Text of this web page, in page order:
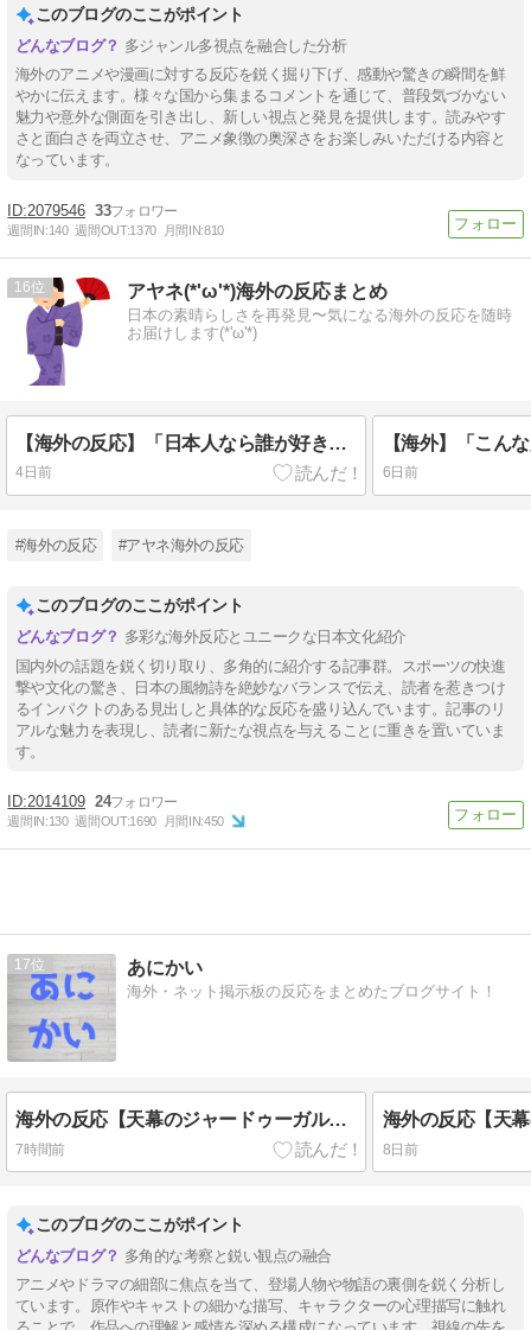
このブログのここがポイント
多ジャンル多視点を融合した分析
海外のアニメや漫画に対する反応を鋭く掘り下げ、感動や驚きの瞬間を鮮
やかに伝えます。様々な国から集まるコメントを通じて、普段気づかない
魅力や意外な側面を引き出し、新しい視点と発見を提供します。読みやす
さと面白さを両立させ、アニメ象徴の奥深さをお楽しみいただける内容と
なっています。
2079546 33
週間IN:140 週間OUT:1370 月間IN:810
16 アヤネ(*'ω'*)海外の反応まとめ
日本の素晴らしさを再発見〜気になる海外の反応を随時
お届けします(*'ω'*)
【海外の反応】「日本人なら誰が好き？」外国人が選んだ人物が予想外すぎたｗ
4日前 6日前
#海外の反応 #アヤネ海外の反応
このブログのここがポイント
多彩な海外反応とユニークな日本文化紹介
国内外の話題を鋭く切り取り、多角的に紹介する記事群。スポーツの快進
撃や文化の驚き、日本の風物詩を絶妙なバランスで伝え、読者を惹きつけ
るインパクトのある見出しと具体的な反応を盛り込んでいます。記事のリ
アルな魅力を表現し、読者に新たな視点を与えることに重きを置いていま
す。
2014109 24
週間IN:130 週間OUT:1690 月間IN:450
17 あにかい
海外・ネット掲示板の反応をまとめたブログサイト！
海外の反応【天幕のジャードゥーガル】7話 穏健派のオゴタイと武闘派のトルイ…面白い対比だ
7時間前 8日前
このブログのここがポイント
多角的な考察と鋭い観点の融合
アニメやドラマの細部に焦点を当て、登場人物や物語の裏側を鋭く分析し
ています。原作やキャストの細かな描写、キャラクターの心理描写に触れ